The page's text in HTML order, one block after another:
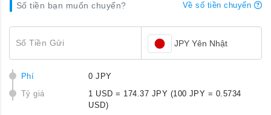
Số tiền bạn muốn chuyển? Về số tiền chuyển
Số Tiền Gửi JPY Yên Nhật
Phí
0 JPY
Tỷ giá
1 USD = 174.37 JPY (100 JPY = 0.5734
USD)